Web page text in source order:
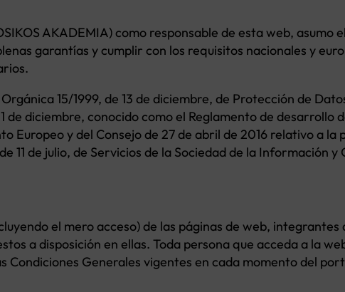
AKADEMIA) como responsable de esta web, asumo
garantías y cumplir con los requisitos nacionales y
15/1999, de 13 de diciembre, de Protección de
de diciembre, conocido como el Reglamento de desarrollo
Europeo y del Consejo de 27 de abril de 2016 relativo a la
11 de julio, de Servicios de la Sociedad de la Información y
el mero acceso) de las páginas de web, integrantes
a disposición en ellas. Toda persona que acceda a la
Condiciones Generales vigentes en cada momento del